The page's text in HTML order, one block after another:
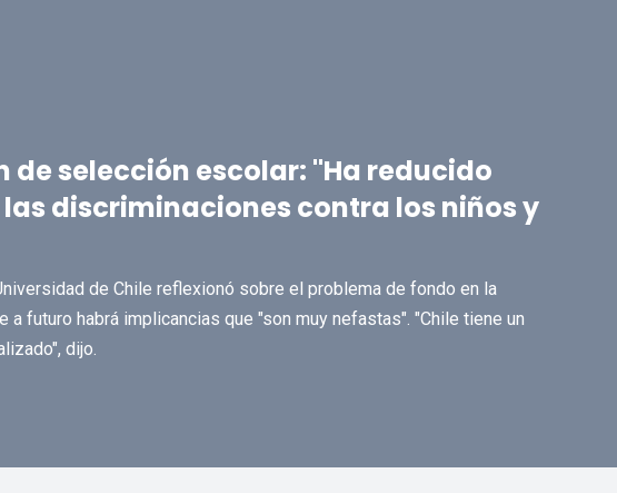
de selección escolar: "Ha reducido
discriminaciones contra los niños y
de Chile reflexionó sobre el problema de fondo en la
a futuro habrá implicancias que "son muy nefastas". "Chile tiene un
dijo.